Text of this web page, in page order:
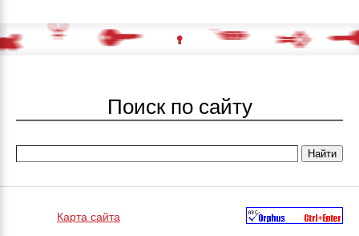
Поиск по сайту
Карта сайта